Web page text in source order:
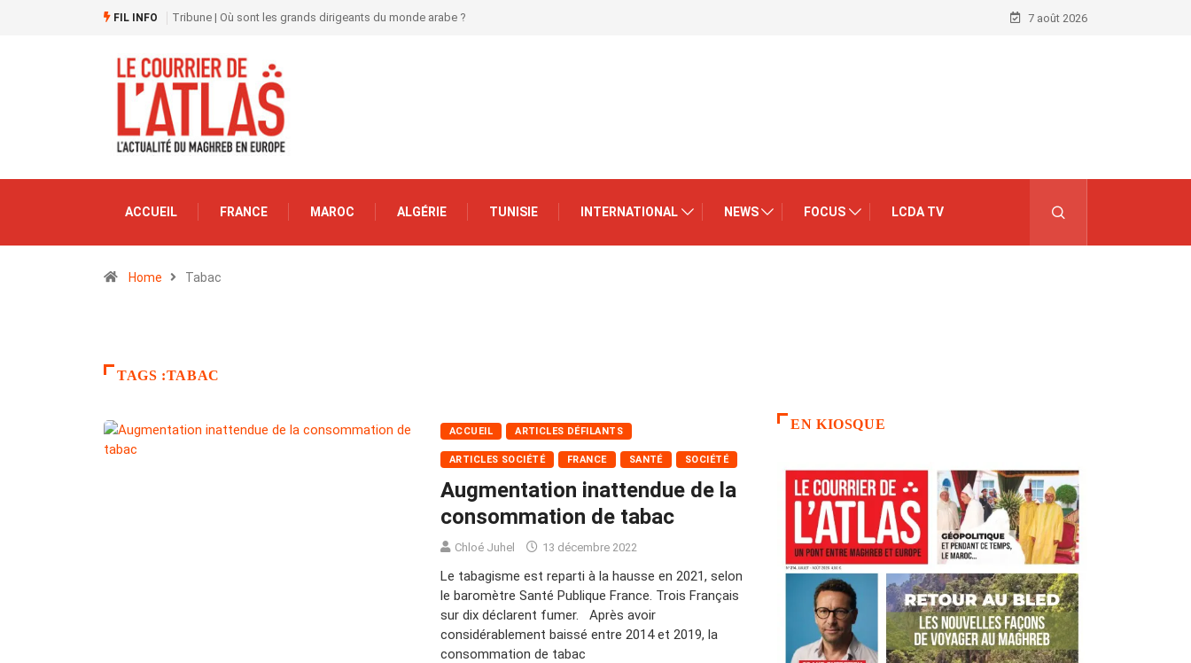
FIL INFO Tribune | Où sont les grands dirigeants du monde arabe ? 7 août 2026
ACCUEIL FRANCE MAROC ALGÉRIE TUNISIE INTERNATIONAL NEWS FOCUS LCDA TV
Home Tabac
TAGS :TABAC
ACCUEIL ARTICLES DÉFILANTS
ARTICLES SOCIÉTÉ FRANCE SANTÉ SOCIÉTÉ
Augmentation inattendue de la
consommation de tabac
Chloé Juhel 13 décembre 2022
Le tabagisme est reparti à la hausse en 2021, selon
le baromètre Santé Publique France. Trois Français
sur dix déclarent fumer. Après avoir
considérablement baissé entre 2014 et 2019, la
consommation de tabac
EN KIOSQUE